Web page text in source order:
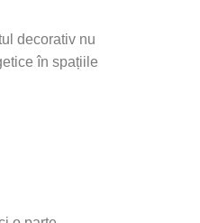
decorativ nu
în spațiile